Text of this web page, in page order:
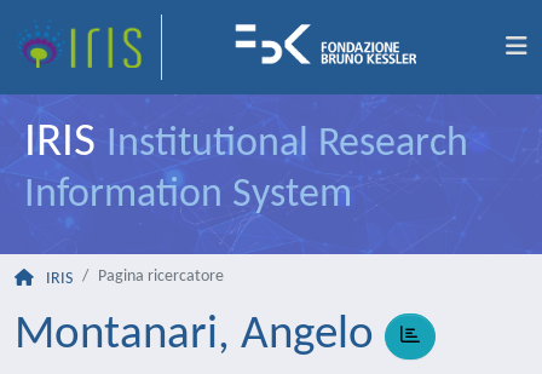
IRIS Institutional Research
Information System
IRIS Pagina ricercatore
Montanari, Angelo